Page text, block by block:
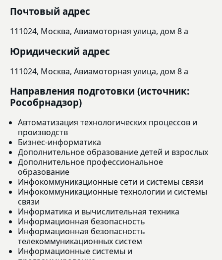
Почтовый адрес
111024, Москва, Авиамоторная улица, дом 8 а
Юридический адрес
111024, Москва, Авиамоторная улица, дом 8 а
Направления подготовки (источник:
Рособрнадзор)
Автоматизация технологических процессов и
производств
Бизнес-информатика
Дополнительное образование детей и взрослых
Дополнительное профессиональное
образование
Инфокоммуникационные сети и системы связи
Инфокоммуникационные технологии и системы
связи
Информатика и вычислительная техника
Информационная безопасность
Информационная безопасность
телекоммуникационных систем
Информационные системы и